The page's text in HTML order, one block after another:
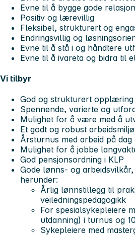
Evne til å bygge gode
Positiv og lærevillig
Fleksibel, strukturert og
Endringsvillig og
Evne til å stå i og håndtere
Evne til å ivareta og bidra til
Vi tilbyr
God og strukturert opplæring
Spennende, varierte og
Mulighet for å være med å
Et godt og robust
Årsturnus med arbeid på
Mulighet for å jobbe
God pensjonsordning i KLP
Gode lønns- og
herunder:
Årlig lønnstillegg til
veiledningspedagogikk
For spesialsykepleiere
utdanning) i turnus og
Sykepleiere med